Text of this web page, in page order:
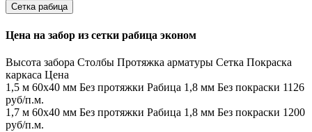
Сетка рабица
Цена на забор из сетки рабица эконом
Высота забора Столбы Протяжка арматуры Сетка Покраска
каркаса Цена
1,5 м 60х40 мм Без протяжки Рабица 1,8 мм Без покраски 1126
руб/п.м.
1,7 м 60х40 мм Без протяжки Рабица 1,8 мм Без покраски 1200
руб/п.м.